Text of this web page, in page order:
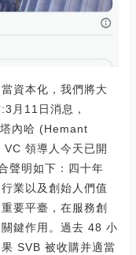
資本化，我們將大
月11日消息，
內哈 (Hemant
領導人今天已開
聲明如下：四十年
業以及創始人們值
要平臺，在服務創
鍵作用。過去 48 小
SVB 被收購并適當